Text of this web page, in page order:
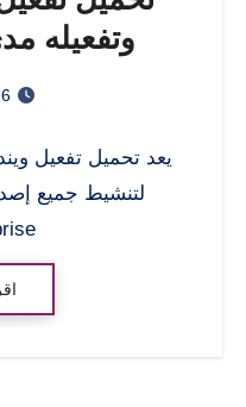
وتفعيله